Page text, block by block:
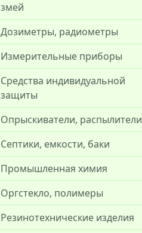
змей
Дозиметры, радиометры
Измерительные приборы
Средства индивидуальной
защиты
Опрыскиватели, распылители
Септики, емкости, баки
Промышленная химия
Оргстекло, полимеры
Резинотехнические изделия